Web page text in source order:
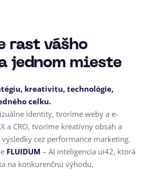
rast vášho
jednom mieste
kreativitu, technológie,
celku.
identity, tvoríme weby a e-
a CRO, tvoríme kreatívny obsah a
cez performance marketing.
FLUIDUM – AI inteligencia ui42, ktorá
na konkurenčnú výhodu.